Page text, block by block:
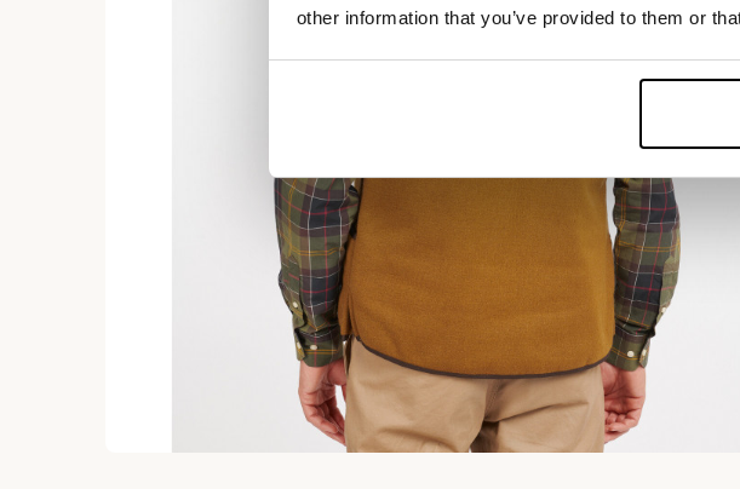
other information that you’ve provided to them or